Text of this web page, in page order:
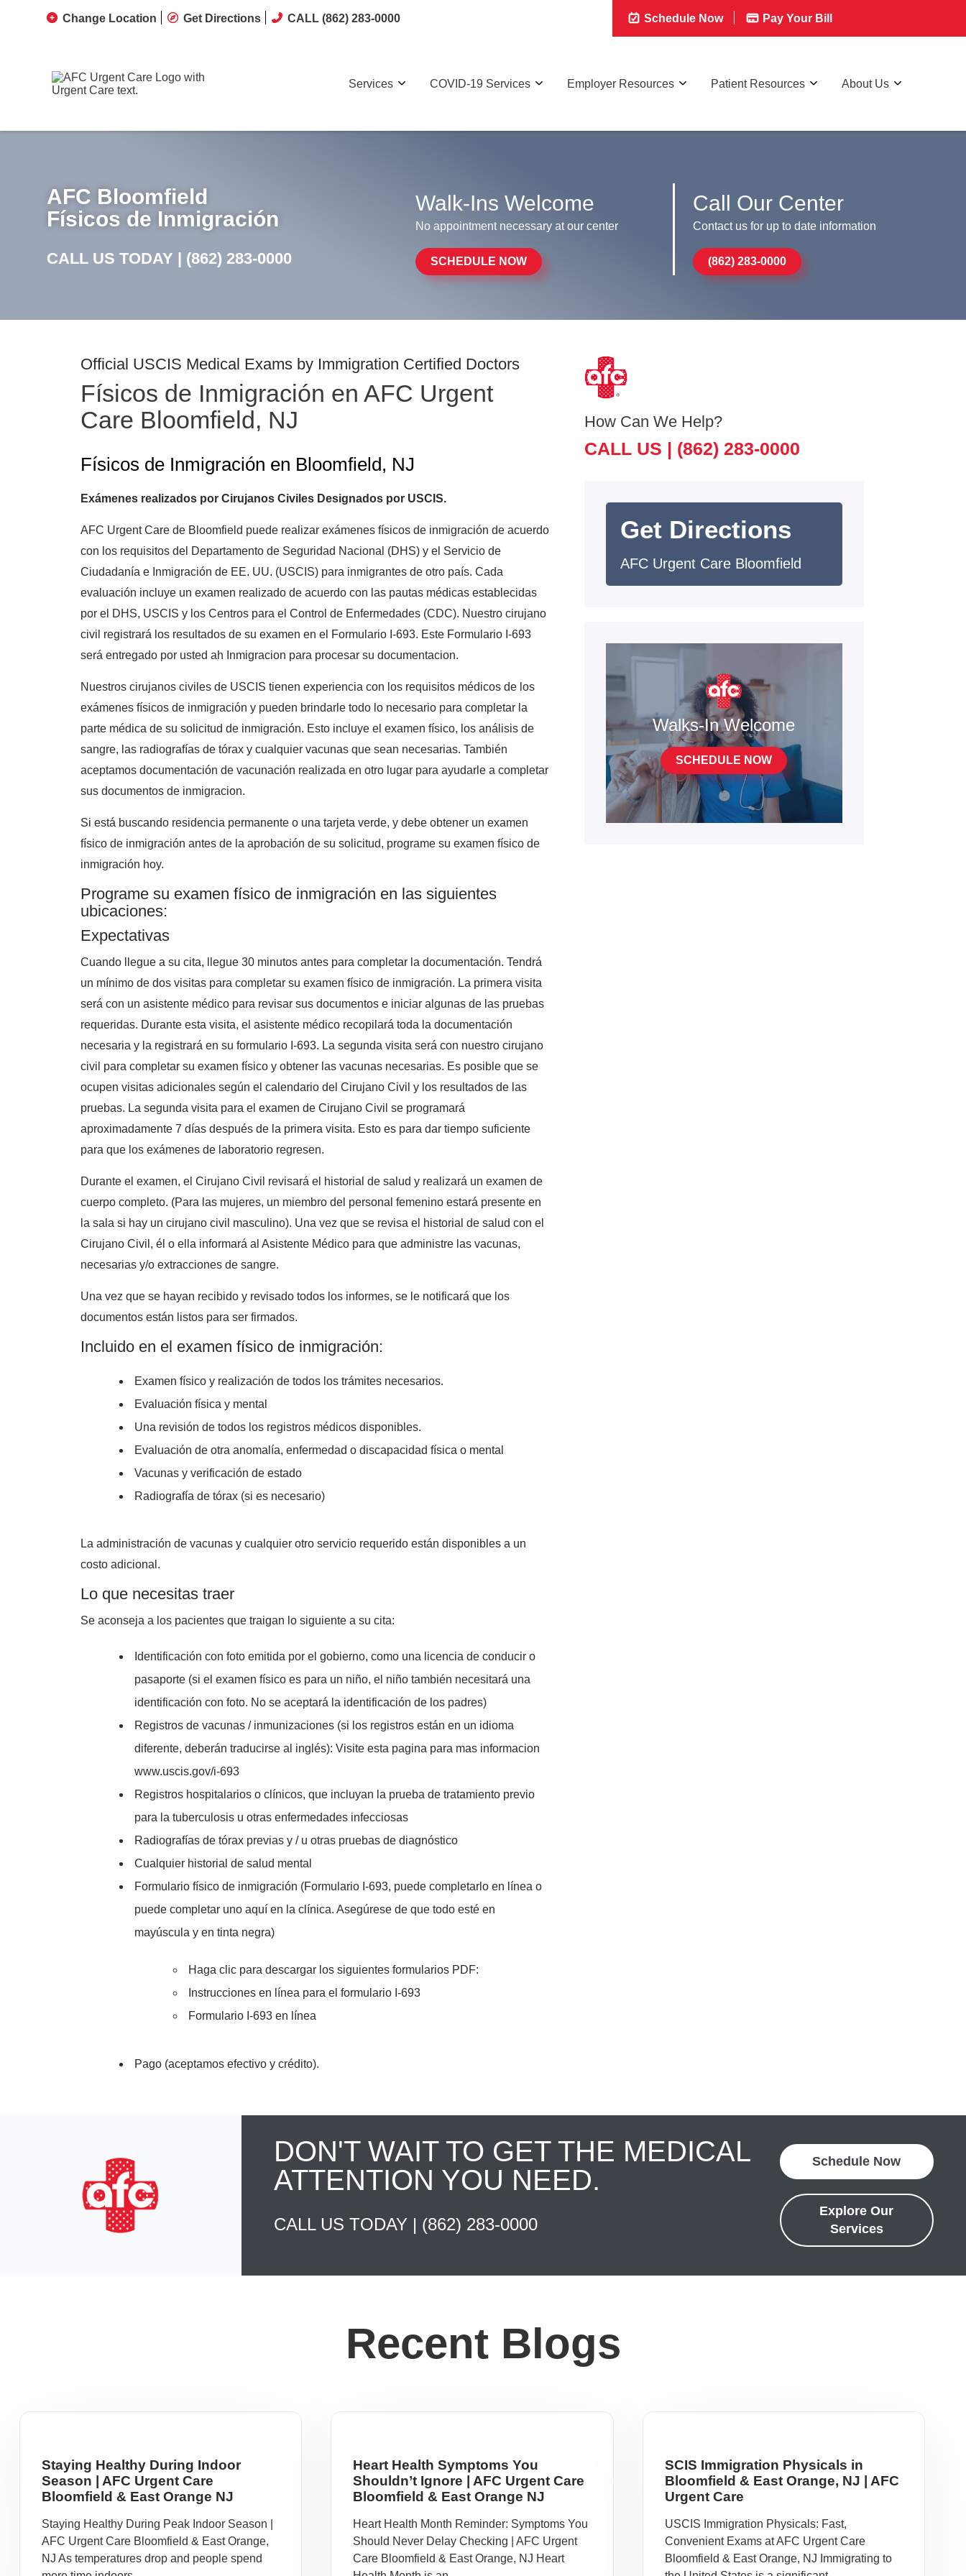
Change Location Get Directions CALL (862) 283-0000 Schedule Now Pay Your Bill
Services COVID-19 Services Employer Resources Patient Resources About Us
AFC Bloomfield
Físicos de Inmigración
CALL US TODAY | (862) 283-0000
Walk-Ins Welcome
No appointment necessary at our center
SCHEDULE NOW
Call Our Center
Contact us for up to date information
(862) 283-0000
Official USCIS Medical Exams by Immigration Certified Doctors
Físicos de Inmigración en AFC Urgent
Care Bloomfield, NJ
Físicos de Inmigración en Bloomfield, NJ
Exámenes realizados por Cirujanos Civiles Designados por USCIS.
AFC Urgent Care de Bloomfield puede realizar exámenes físicos de inmigración de acuerdo
con los requisitos del Departamento de Seguridad Nacional (DHS) y el Servicio de
Ciudadanía e Inmigración de EE. UU. (USCIS) para inmigrantes de otro país. Cada
evaluación incluye un examen realizado de acuerdo con las pautas médicas establecidas
por el DHS, USCIS y los Centros para el Control de Enfermedades (CDC). Nuestro cirujano
civil registrará los resultados de su examen en el Formulario I-693. Este Formulario I-693
será entregado por usted ah Inmigracion para procesar su documentacion.
Nuestros cirujanos civiles de USCIS tienen experiencia con los requisitos médicos de los
exámenes físicos de inmigración y pueden brindarle todo lo necesario para completar la
parte médica de su solicitud de inmigración. Esto incluye el examen físico, los análisis de
sangre, las radiografías de tórax y cualquier vacunas que sean necesarias. También
aceptamos documentación de vacunación realizada en otro lugar para ayudarle a completar
sus documentos de inmigracion.
Si está buscando residencia permanente o una tarjeta verde, y debe obtener un examen
físico de inmigración antes de la aprobación de su solicitud, programe su examen físico de
inmigración hoy.
Programe su examen físico de inmigración en las siguientes
ubicaciones:
Expectativas
Cuando llegue a su cita, llegue 30 minutos antes para completar la documentación. Tendrá
un mínimo de dos visitas para completar su examen físico de inmigración. La primera visita
será con un asistente médico para revisar sus documentos e iniciar algunas de las pruebas
requeridas. Durante esta visita, el asistente médico recopilará toda la documentación
necesaria y la registrará en su formulario I-693. La segunda visita será con nuestro cirujano
civil para completar su examen físico y obtener las vacunas necesarias. Es posible que se
ocupen visitas adicionales según el calendario del Cirujano Civil y los resultados de las
pruebas. La segunda visita para el examen de Cirujano Civil se programará
aproximadamente 7 días después de la primera visita. Esto es para dar tiempo suficiente
para que los exámenes de laboratorio regresen.
Durante el examen, el Cirujano Civil revisará el historial de salud y realizará un examen de
cuerpo completo. (Para las mujeres, un miembro del personal femenino estará presente en
la sala si hay un cirujano civil masculino). Una vez que se revisa el historial de salud con el
Cirujano Civil, él o ella informará al Asistente Médico para que administre las vacunas,
necesarias y/o extracciones de sangre.
Una vez que se hayan recibido y revisado todos los informes, se le notificará que los
documentos están listos para ser firmados.
Incluido en el examen físico de inmigración:
Examen físico y realización de todos los trámites necesarios.
Evaluación física y mental
Una revisión de todos los registros médicos disponibles.
Evaluación de otra anomalía, enfermedad o discapacidad física o mental
Vacunas y verificación de estado
Radiografía de tórax (si es necesario)
La administración de vacunas y cualquier otro servicio requerido están disponibles a un
costo adicional.
Lo que necesitas traer
Se aconseja a los pacientes que traigan lo siguiente a su cita:
Identificación con foto emitida por el gobierno, como una licencia de conducir o
pasaporte (si el examen físico es para un niño, el niño también necesitará una
identificación con foto. No se aceptará la identificación de los padres)
Registros de vacunas / inmunizaciones (si los registros están en un idioma
diferente, deberán traducirse al inglés): Visite esta pagina para mas informacion
www.uscis.gov/i-693
Registros hospitalarios o clínicos, que incluyan la prueba de tratamiento previo
para la tuberculosis u otras enfermedades infecciosas
Radiografías de tórax previas y / u otras pruebas de diagnóstico
Cualquier historial de salud mental
Formulario físico de inmigración (Formulario I-693, puede completarlo en línea o
puede completar uno aquí en la clínica. Asegúrese de que todo esté en
mayúscula y en tinta negra)
Haga clic para descargar los siguientes formularios PDF:
Instrucciones en línea para el formulario I-693
Formulario I-693 en línea
Pago (aceptamos efectivo y crédito).
How Can We Help?
CALL US | (862) 283-0000
Get Directions
AFC Urgent Care Bloomfield
Walks-In Welcome
SCHEDULE NOW
DON'T WAIT TO GET THE MEDICAL
ATTENTION YOU NEED.
CALL US TODAY | (862) 283-0000
Schedule Now
Explore Our
Services
Recent Blogs
Staying Healthy During Indoor
Season | AFC Urgent Care
Bloomfield & East Orange NJ
Staying Healthy During Peak Indoor Season |
AFC Urgent Care Bloomfield & East Orange,
NJ As temperatures drop and people spend
Heart Health Symptoms You
Shouldn’t Ignore | AFC Urgent Care
Bloomfield & East Orange NJ
Heart Health Month Reminder: Symptoms You
Should Never Delay Checking | AFC Urgent
Care Bloomfield & East Orange, NJ Heart
SCIS Immigration Physicals in
Bloomfield & East Orange, NJ | AFC
Urgent Care
USCIS Immigration Physicals: Fast,
Convenient Exams at AFC Urgent Care
Bloomfield & East Orange, NJ Immigrating to